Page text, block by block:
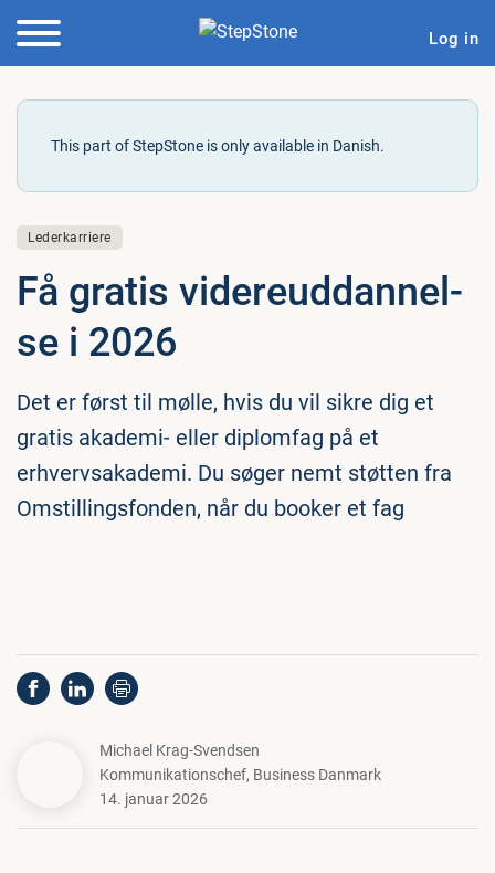
Log in
This part of StepStone is only available in Danish.
Lederkarriere
Få gratis vi­de­reud­dan­nel­
se i 2026
Det er først til mølle, hvis du vil sikre dig et
gratis akademi- eller diplomfag på et
erhvervsakademi. Du søger nemt støtten fra
Omstillingsfonden, når du booker et fag
Michael Krag-Svendsen
Kommunikationschef, Business Danmark
14. januar 2026